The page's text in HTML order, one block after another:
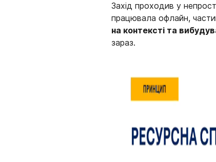
Захід проходив у
працювала офлайн,
на контексті та
зараз.